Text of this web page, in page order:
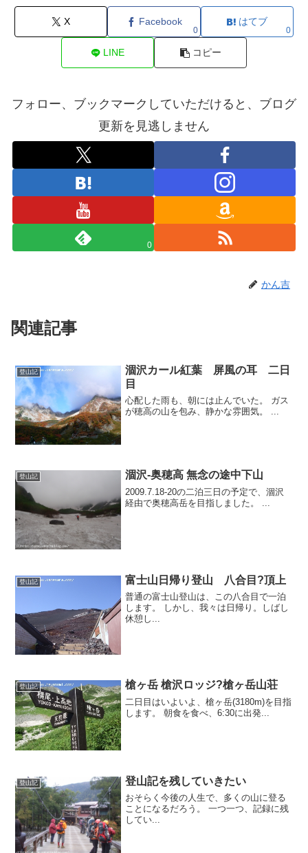
X Facebook
0
はてブ
0
LINE コピー
フォロー、ブックマークしていただけると、ブログ
更新を見逃しません
0
かん吉
関連記事
登山記
涸沢カール紅葉 屏風の耳 二日
目
心配した雨も、朝には止んでいた。 ガス
が穂高の山を包み、静かな雰囲気。 ...
登山記 涸沢-奥穂高 無念の途中下山
2009.7.18-20の二泊三日の予定で、涸沢
経由で奥穂高岳を目指しました。 ...
登山記 富士山日帰り登山 八合目?頂上
普通の富士山登山は、この八合目で一泊
します。 しかし、我々は日帰り。しばし
休憩し...
登山記 槍ヶ岳 槍沢ロッジ?槍ヶ岳山荘
二日目はいよいよ、槍ヶ岳(3180m)を目指
します。 朝食を食べ、6:30に出発...
登山記 登山記を残していきたい
おそらく今後の人生で、多くの山に登る
ことになるだろう。 一つ一つ、記録に残
してい...